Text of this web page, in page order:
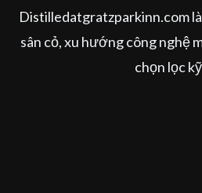
Distilledatgratzparkinn.com
sân cỏ, xu hướng công nghệ
chọn lọc